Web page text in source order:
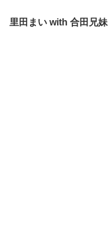
里田まい with 合田兄妹